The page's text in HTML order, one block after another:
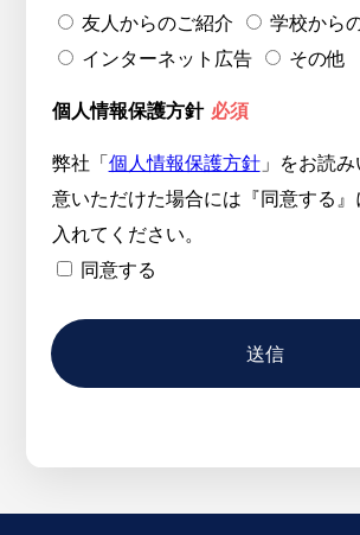
友人からのご紹介
学校から
インターネット広告
その他
個人情報保護方針 必須
弊社「 個人情報保護方針」をお読み
意いただけた場合には『同意する
入れてください。
同意する